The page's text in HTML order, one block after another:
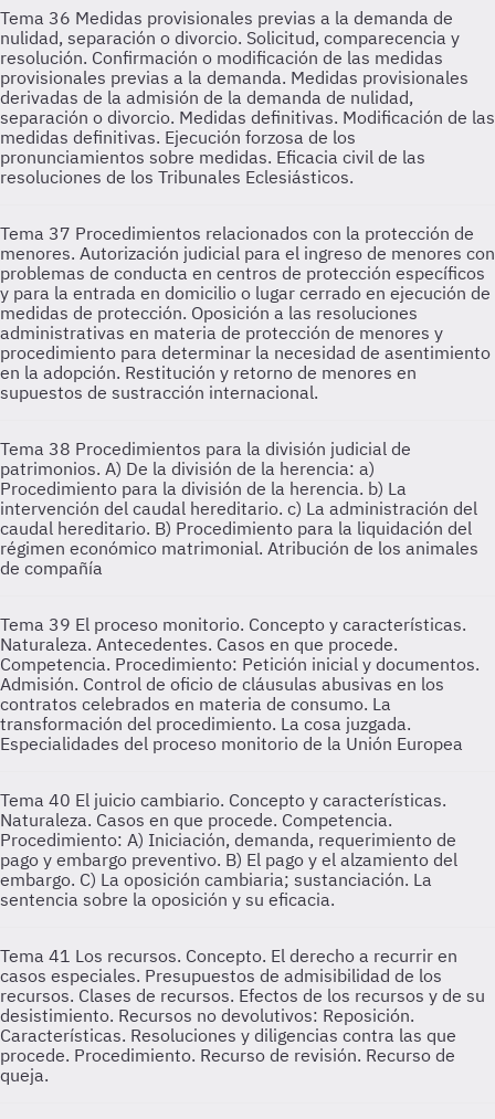
Tema 36 Medidas provisionales previas a la demanda de
nulidad, separación o divorcio. Solicitud, comparecencia y
resolución. Confirmación o modificación de las medidas
provisionales previas a la demanda. Medidas provisionales
derivadas de la admisión de la demanda de nulidad,
separación o divorcio. Medidas definitivas. Modificación de las
medidas definitivas. Ejecución forzosa de los
pronunciamientos sobre medidas. Eficacia civil de las
resoluciones de los Tribunales Eclesiásticos.
Tema 37 Procedimientos relacionados con la protección de
menores. Autorización judicial para el ingreso de menores con
problemas de conducta en centros de protección específicos
y para la entrada en domicilio o lugar cerrado en ejecución de
medidas de protección. Oposición a las resoluciones
administrativas en materia de protección de menores y
procedimiento para determinar la necesidad de asentimiento
en la adopción. Restitución y retorno de menores en
supuestos de sustracción internacional.
Tema 38 Procedimientos para la división judicial de
patrimonios. A) De la división de la herencia: a)
Procedimiento para la división de la herencia. b) La
intervención del caudal hereditario. c) La administración del
caudal hereditario. B) Procedimiento para la liquidación del
régimen económico matrimonial. Atribución de los animales
de compañía
Tema 39 El proceso monitorio. Concepto y características.
Naturaleza. Antecedentes. Casos en que procede.
Competencia. Procedimiento: Petición inicial y documentos.
Admisión. Control de oficio de cláusulas abusivas en los
contratos celebrados en materia de consumo. La
transformación del procedimiento. La cosa juzgada.
Especialidades del proceso monitorio de la Unión Europea
Tema 40 El juicio cambiario. Concepto y características.
Naturaleza. Casos en que procede. Competencia.
Procedimiento: A) Iniciación, demanda, requerimiento de
pago y embargo preventivo. B) El pago y el alzamiento del
embargo. C) La oposición cambiaria; sustanciación. La
sentencia sobre la oposición y su eficacia.
Tema 41 Los recursos. Concepto. El derecho a recurrir en
casos especiales. Presupuestos de admisibilidad de los
recursos. Clases de recursos. Efectos de los recursos y de su
desistimiento. Recursos no devolutivos: Reposición.
Características. Resoluciones y diligencias contra las que
procede. Procedimiento. Recurso de revisión. Recurso de
queja.